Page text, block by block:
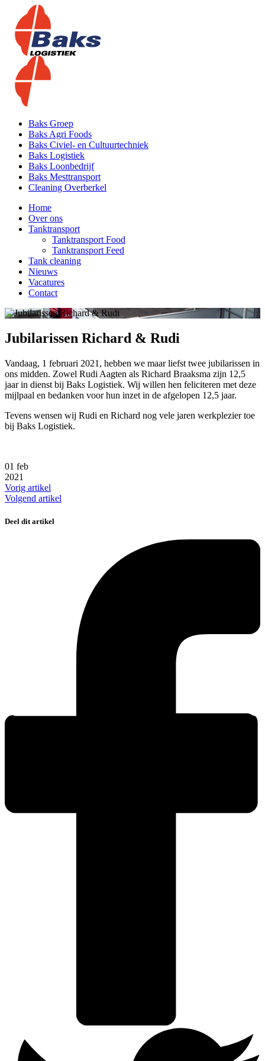
Baks Groep
Baks Agri Foods
Baks Civiel- en Cultuurtechniek
Baks Logistiek
Baks Loonbedrijf
Baks Mesttransport
Cleaning Overberkel
Home
Over ons
Tanktransport
Tanktransport Food
Tanktransport Feed
Tank cleaning
Nieuws
Vacatures
Contact
Jubilarissen Richard & Rudi
Vandaag, 1 februari 2021, hebben we maar liefst twee jubilarissen in
ons midden. Zowel Rudi Aagten als Richard Braaksma zijn 12,5
jaar in dienst bij Baks Logistiek. Wij willen hen feliciteren met deze
mijlpaal en bedanken voor hun inzet in de afgelopen 12,5 jaar.
Tevens wensen wij Rudi en Richard nog vele jaren werkplezier toe
bij Baks Logistiek.
01 feb
2021
Vorig artikel
Volgend artikel
Deel dit artikel